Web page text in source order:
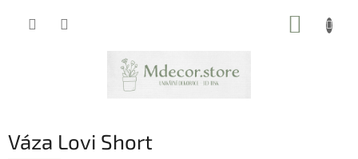
Váza Lovi Short